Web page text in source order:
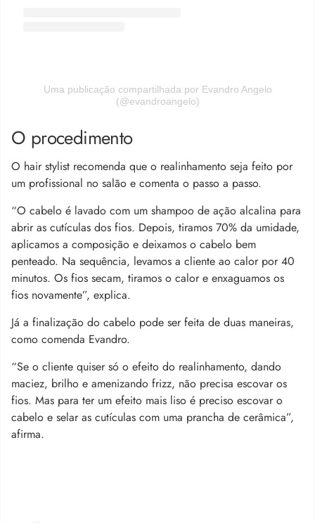
Uma publicação compartilhada por Evandro Angelo
(@evandroangelo)
O procedimento
O hair stylist recomenda que o realinhamento seja feito por
um profissional no salão e comenta o passo a passo.
“O cabelo é lavado com um shampoo de ação alcalina para
abrir as cutículas dos fios. Depois, tiramos 70% da umidade,
aplicamos a composição e deixamos o cabelo bem
penteado. Na sequência, levamos a cliente ao calor por 40
minutos. Os fios secam, tiramos o calor e enxaguamos os
fios novamente”, explica.
Já a finalização do cabelo pode ser feita de duas maneiras,
como comenda Evandro.
“Se o cliente quiser só o efeito do realinhamento, dando
maciez, brilho e amenizando frizz, não precisa escovar os
fios. Mas para ter um efeito mais liso é preciso escovar o
cabelo e selar as cutículas com uma prancha de cerâmica”,
afirma.